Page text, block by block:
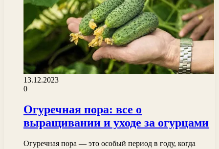
13.12.2023
0
Огуречная пора: все о
выращивании и уходе за огурцами
Огуречная пора — это особый период в году, когда